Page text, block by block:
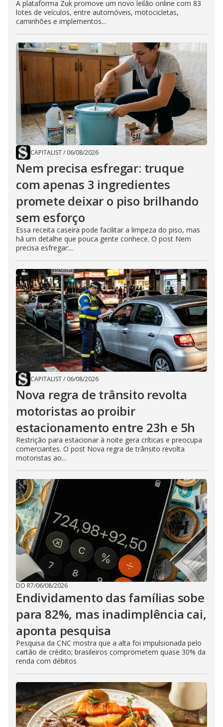
A plataforma Zuk promove um novo leilão online com 83
lotes de veículos, entre automóveis, motocicletas,
caminhões e implementos...
CAPITALIST/ 06/08/2026
Nem precisa esfregar: truque
com apenas 3 ingredientes
promete deixar o piso brilhando
sem esforço
Essa receita caseira pode facilitar a limpeza do piso, mas
há um detalhe que pouca gente conhece. O post Nem
precisa esfregar:...
CAPITALIST/ 06/08/2026
Nova regra de trânsito revolta
motoristas ao proibir
estacionamento entre 23h e 5h
Restrição para estacionar à noite gera críticas e preocupa
comerciantes. O post Nova regra de trânsito revolta
motoristas ao...
DO R7/06/08/2026
Endividamento das famílias sobe
para 82%, mas inadimplência cai,
aponta pesquisa
Pesquisa da CNC mostra que a alta foi impulsionada pelo
cartão de crédito; brasileiros comprometem quase 30% da
renda com débitos